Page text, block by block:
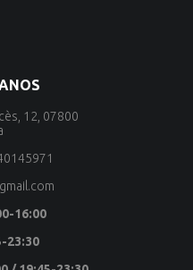
12, 07800
16:00
23:30